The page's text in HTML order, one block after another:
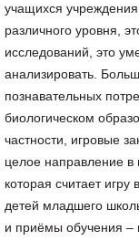
учащихся
различного уровня,
исследований, это
анализировать.
познавательных
биологическом
частности, игровые
целое направление в
которая считает
детей младшего
и приёмы обучения –